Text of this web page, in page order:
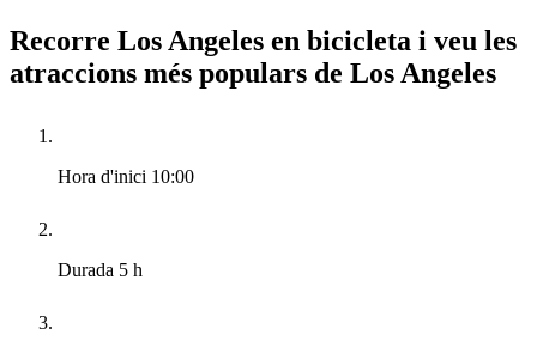
Recorre Los Angeles en bicicleta i veu les
atraccions més populars de Los Angeles
Hora d'inici 10:00
Durada 5 h